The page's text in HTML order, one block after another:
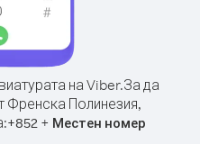
на Viber.За да
Френска Полинезия,
+852 + Местен номер